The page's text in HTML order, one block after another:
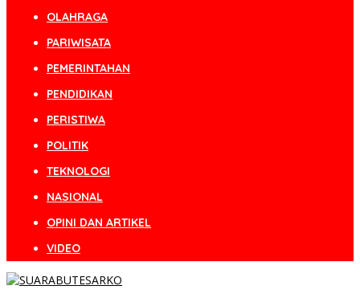
OLAHRAGA
PARIWISATA
PEMERINTAHAN
PENDIDIKAN
PERISTIWA
POLITIK
TEKNOLOGI
NASIONAL
OPINI DAN ARTIKEL
VIDEO